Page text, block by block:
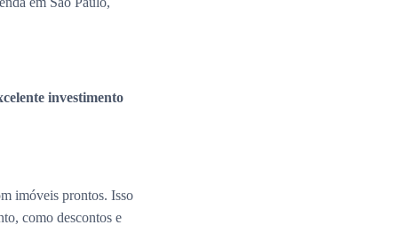
investimento
imóveis prontos. Isso
como descontos e